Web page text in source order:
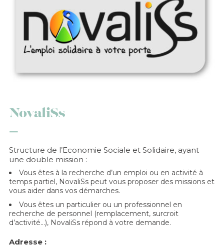
NovaliSs
Structure de l’Economie Sociale et Solidaire, ayant
une double mission :
Vous êtes à la recherche d’un emploi ou en activité à
temps partiel, NovaliSs peut vous proposer des missions et
vous aider dans vos démarches.
Vous êtes un particulier ou un professionnel en
recherche de personnel (remplacement, surcroit
d’activité…), NovaliSs répond à votre demande.
Adresse :